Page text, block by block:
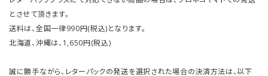
とさせて頂きます。
送料は、全国一律990円(税込)となります。
北海道、沖縄は、1,650円(税込)
誠に勝手ながら、レターパックの発送を選択された場合の決済方法は、以下